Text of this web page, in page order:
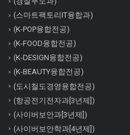
(스마트팩토리IT융합과)
(K-POP융합전공)
(K-FOOD융합전공)
(K-DESIGN융합전공)
(K-BEAUTY융합전공)
(도시철도경영융합전공)
(항공전기전자과[3년제])
(사이버보안과[3년제])
(사이버보안학과[4년제])